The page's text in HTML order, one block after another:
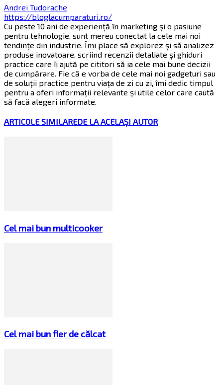
Andrei Tudorache
https://bloglacumparaturi.ro/
Cu peste 10 ani de experiență în marketing și o pasiune
pentru tehnologie, sunt mereu conectat la cele mai noi
tendințe din industrie. Îmi place să explorez și să analizez
produse inovatoare, scriind recenzii detaliate și ghiduri
practice care îi ajută pe cititori să ia cele mai bune decizii
de cumpărare. Fie că e vorba de cele mai noi gadgeturi sau
de soluții practice pentru viața de zi cu zi, îmi dedic timpul
pentru a oferi informații relevante și utile celor care caută
să facă alegeri informate.
ARTICOLE SIMILAREDE LA ACELAȘI AUTOR
Cel mai bun multicooker
Cel mai bun fier de călcat